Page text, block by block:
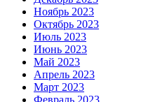
Ноябрь 2023
Октябрь 2023
Июль 2023
Июнь 2023
Май 2023
Апрель 2023
Март 2023